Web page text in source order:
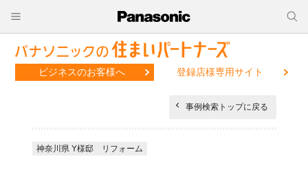
ビジネスのお客様へ 登録店様専用サイト
事例検索トップに戻る
神奈川県 Y様邸 リフォーム